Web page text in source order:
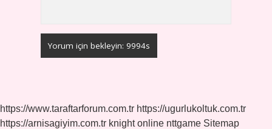
https://www.taraftarforum.com.tr https://ugurlukoltuk.com.tr
https://arnisagiyim.com.tr knight online nttgame Sitemap